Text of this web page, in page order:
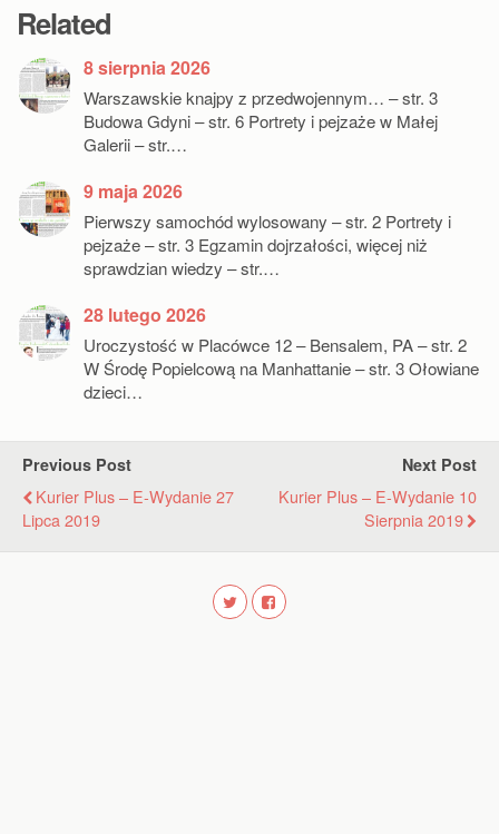
Related
8 sierpnia 2026
Warszawskie knajpy z przedwojennym… – str. 3
Budowa Gdyni – str. 6 Portrety i pejzaże w Małej
Galerii – str.…
9 maja 2026
Pierwszy samochód wylosowany – str. 2 Portrety i
pejzaże – str. 3 Egzamin dojrzałości, więcej niż
sprawdzian wiedzy – str.…
28 lutego 2026
Uroczystość w Placówce 12 – Bensalem, PA – str. 2
W Środę Popielcową na Manhattanie – str. 3 Ołowiane
dzieci…
Previous Post
Kurier Plus – E-Wydanie 27
Lipca 2019
Next Post
Kurier Plus – E-Wydanie 10
Sierpnia 2019